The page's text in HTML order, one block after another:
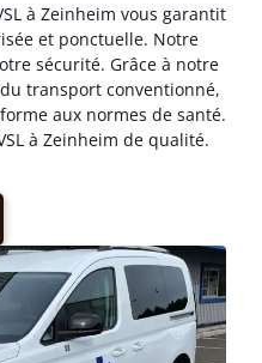
à Zeinheim vous garantit
et ponctuelle. Notre
sécurité. Grâce à notre
transport conventionné,
aux normes de santé.
à Zeinheim de qualité.